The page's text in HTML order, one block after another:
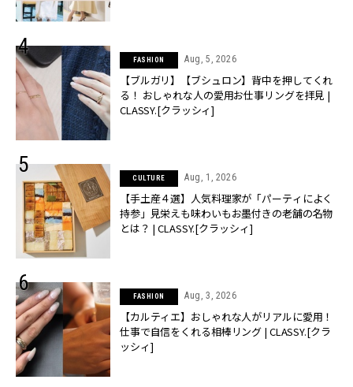
FASHION Aug, 5, 2026
【ブルガリ】【ブシュロン】背中を押してくれ
る！ おしゃれな人の愛用お仕事リングを拝見 |
CLASSY.[クラッシィ]
CULTURE Aug, 1, 2026
【手土産４選】人気料理家が「パーティによく
持参」見栄えも味わいもお墨付きの老舗の名物
とは？ | CLASSY.[クラッシィ]
FASHION Aug, 3, 2026
【カルティエ】おしゃれな人がリアルに愛用！
仕事で自信をくれる相棒リング | CLASSY.[クラ
ッシィ]